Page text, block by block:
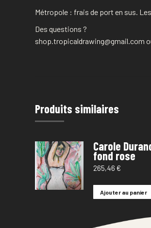
Métropole : frais de port en sus.
Des questions ?
shop.tropicaldrawing@gmail.com
Produits similaires
Carole
fond rose
265,46 €
Ajouter au panier